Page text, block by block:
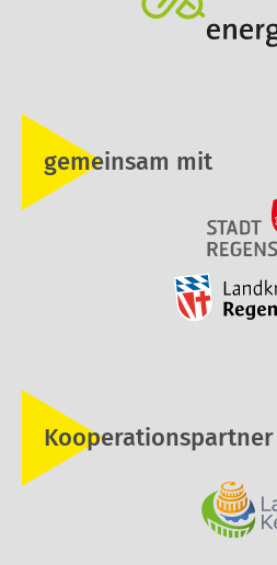
gemeinsam mit
Kooperationspartner